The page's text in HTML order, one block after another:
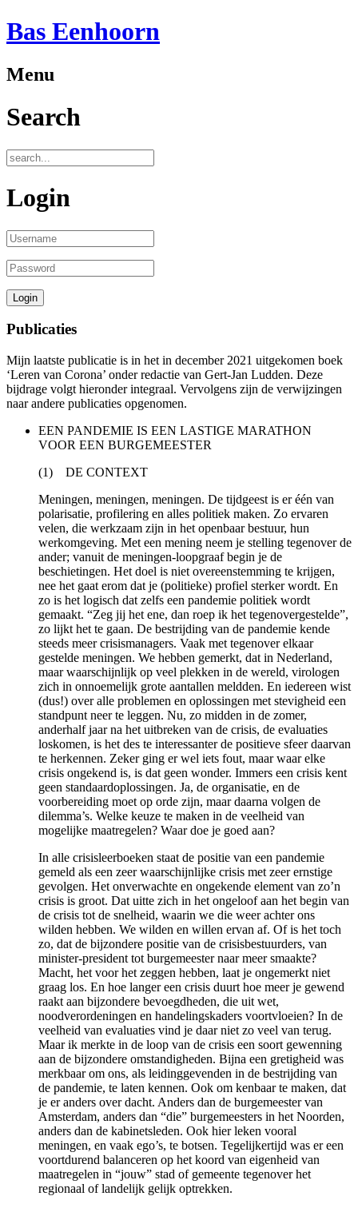
Bas Eenhoorn
Menu
Search
Login
Publicaties
Mijn laatste publicatie is in het in december 2021 uitgekomen boek
‘Leren van Corona’ onder redactie van Gert-Jan Ludden. Deze
bijdrage volgt hieronder integraal. Vervolgens zijn de verwijzingen
naar andere publicaties opgenomen.
EEN PANDEMIE IS EEN LASTIGE MARATHON
VOOR EEN BURGEMEESTER
(1) DE CONTEXT
Meningen, meningen, meningen. De tijdgeest is er één van
polarisatie, profilering en alles politiek maken. Zo ervaren
velen, die werkzaam zijn in het openbaar bestuur, hun
werkomgeving. Met een mening neem je stelling tegenover de
ander; vanuit de meningen-loopgraaf begin je de
beschietingen. Het doel is niet overeenstemming te krijgen,
nee het gaat erom dat je (politieke) profiel sterker wordt. En
zo is het logisch dat zelfs een pandemie politiek wordt
gemaakt. “Zeg jij het ene, dan roep ik het tegenovergestelde”,
zo lijkt het te gaan. De bestrijding van de pandemie kende
steeds meer crisismanagers. Vaak met tegenover elkaar
gestelde meningen. We hebben gemerkt, dat in Nederland,
maar waarschijnlijk op veel plekken in de wereld, virologen
zich in onnoemelijk grote aantallen meldden. En iedereen wist
(dus!) over alle problemen en oplossingen met stevigheid een
standpunt neer te leggen. Nu, zo midden in de zomer,
anderhalf jaar na het uitbreken van de crisis, de evaluaties
loskomen, is het des te interessanter de positieve sfeer daarvan
te herkennen. Zeker ging er wel iets fout, maar waar elke
crisis ongekend is, is dat geen wonder. Immers een crisis kent
geen standaardoplossingen. Ja, de organisatie, en de
voorbereiding moet op orde zijn, maar daarna volgen de
dilemma’s. Welke keuze te maken in de veelheid van
mogelijke maatregelen? Waar doe je goed aan?
In alle crisisleerboeken staat de positie van een pandemie
gemeld als een zeer waarschijnlijke crisis met zeer ernstige
gevolgen. Het onverwachte en ongekende element van zo’n
crisis is groot. Dat uitte zich in het ongeloof aan het begin van
de crisis tot de snelheid, waarin we die weer achter ons
wilden hebben. We wilden en willen ervan af. Of is het toch
zo, dat de bijzondere positie van de crisisbestuurders, van
minister-president tot burgemeester naar meer smaakte?
Macht, het voor het zeggen hebben, laat je ongemerkt niet
graag los. En hoe langer een crisis duurt hoe meer je gewend
raakt aan bijzondere bevoegdheden, die uit wet,
noodverordeningen en handelingskaders voortvloeien? In de
veelheid van evaluaties vind je daar niet zo veel van terug.
Maar ik merkte in de loop van de crisis een soort gewenning
aan de bijzondere omstandigheden. Bijna een gretigheid was
merkbaar om ons, als leidinggevenden in de bestrijding van
de pandemie, te laten kennen. Ook om kenbaar te maken, dat
je er anders over dacht. Anders dan de burgemeester van
Amsterdam, anders dan “die” burgemeesters in het Noorden,
anders dan de kabinetsleden. Ook hier leken vooral
meningen, en vaak ego’s, te botsen. Tegelijkertijd was er een
voortdurend balanceren op het koord van eigenheid van
maatregelen in “jouw” stad of gemeente tegenover het
regionaal of landelijk gelijk optrekken.